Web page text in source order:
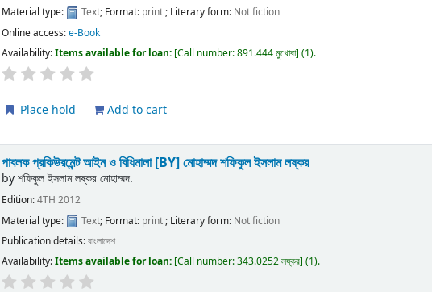
Material type: Text; Format: print; Literary form: Not fiction
Online access:e-Book
Availability:Items available for loan: Call number:891.444 মুখোবা (1).
Place hold Add to cart
পাবলক প্রকিউরমেন্ট আইন ও বিধিমালা[BY] মোহাম্মদ শফিকুল ইসলাম লষ্কর
byশফিকুল ইসলাম লষ্কর মোহাম্মদ.
Edition:4TH 2012
Material type:
Text; Format: print ; Literary form: Not fiction
Publication details:বাংলাদেশ
Availability:Items available for loan: Call number:343.0252 লষ্কর (1).